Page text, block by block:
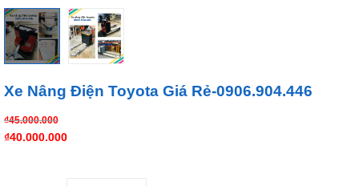
Xe Nâng Điện Toyota Giá Rẻ-0906.904.446
₫45.000.000
₫40.000.000